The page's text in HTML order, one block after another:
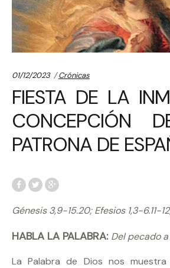
01/12/2023 Categories:
Crónicas
FIESTA DE LA
CONCEPCIÓN
PATRONA DE
Génesis 3,9-15.20; Efesios 1,3-6.11-
HABLA LA PALABRA: Del pecado
La Palabra de Dios nos